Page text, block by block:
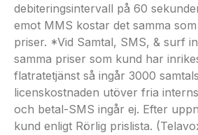
debiteringsintervall på 60
emot MMS kostar det samma
priser. *Vid Samtal, SMS, & surf
samma priser som kund har
flatratetjänst så ingår 3000
licenskostnaden utöver fria
och betal-SMS ingår ej. Efter
kund enligt Rörlig prislista.